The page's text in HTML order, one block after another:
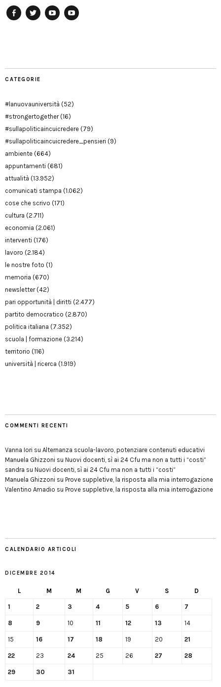
CATEGORIE
#lanuovauniversità (52)
#strongertogether(16)
#sullapoliticaincuicredere (79)
#sullapoliticaincuicredere_pensieri (9)
ambiente (664)
appuntamenti (681)
attualità (13.952)
comunicati stampa (1.062)
cose che scrivo (171)
cultura (2.711)
economia (2.061)
interventi (176)
lavoro (2.184)
le nostre foto (1)
memoria (670)
newsletter(42)
pari opportunità | diritti (2.477)
partito democratico (2.870)
politica italiana (7.352)
scuola | formazione (3.214)
territorio (116)
università | ricerca (1.919)
COMMENTI RECENTI
Vanna Iori su Alternanza scuola-lavoro, potenziare contenuti educativi
Manuela Ghizzoni su Nuovi docenti, sì ai 24 Cfu ma non a tutti i “costi”
sandra su Nuovi docenti, sì ai 24 Cfu ma non a tutti i “costi”
Manuela Ghizzoni su Prove suppletive, la risposta alla mia interrogazione
Valentino Amadio su Prove suppletive, la risposta alla mia interrogazione
CALENDARIO ARTICOLI
DICEMBRE 2014
L M M G V S D
1 2 3 4 5 6 7
8 9 10 11 12 13 14
15 16 17 18 19 20 21
22 23 24 25 26 27 28
29 30 31